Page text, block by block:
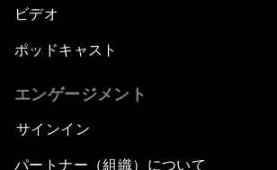
ビデオ
ポッドキャスト
エンゲージメント
サインイン
パートナー（組織）について